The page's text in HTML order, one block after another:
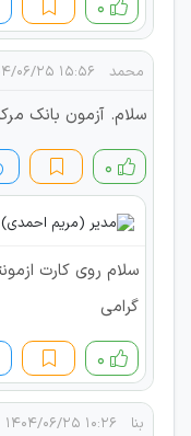
۰
محمد ۱۵:۵۶ ۱۴۰۴/۰۶/۲۵
سلام. آزمون بانک
۰
سلام روی کارت
گرامی
۰
بنا ۱۰:۲۶ ۱۴۰۴/۰۶/۲۵